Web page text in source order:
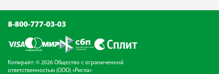
8-800-777-03-03
Копирайт: © 2026 Общество с ограниченной
ответственностью (ООО) «Ригла»